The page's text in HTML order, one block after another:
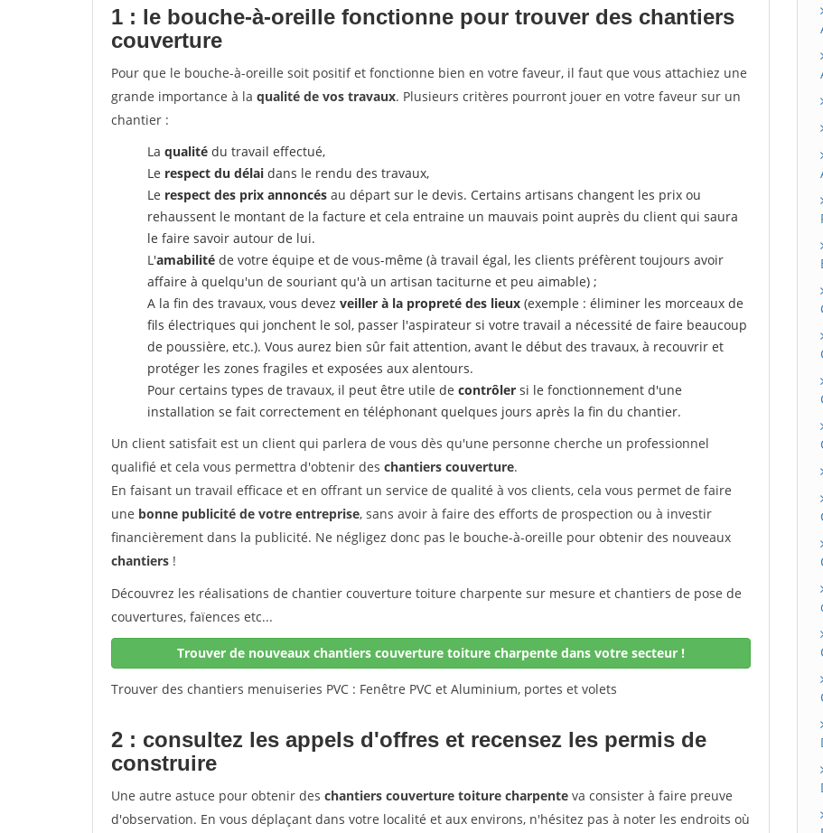
1 : le bouche-à-oreille fonctionne pour trouver des chantiers
couverture
Pour que le bouche-à-oreille soit positif et fonctionne bien en votre faveur, il faut que vous attachiez une
grande importance à la qualité de vos travaux. Plusieurs critères pourront jouer en votre faveur sur un
chantier :
La qualité du travail effectué,
Le respect du délai dans le rendu des travaux,
Le respect des prix annoncés au départ sur le devis. Certains artisans changent les prix ou
rehaussent le montant de la facture et cela entraine un mauvais point auprès du client qui saura
le faire savoir autour de lui.
L'amabilité de votre équipe et de vous-même (à travail égal, les clients préfèrent toujours avoir
affaire à quelqu'un de souriant qu'à un artisan taciturne et peu aimable) ;
A la fin des travaux, vous devez veiller à la propreté des lieux (exemple : éliminer les morceaux de
fils électriques qui jonchent le sol, passer l'aspirateur si votre travail a nécessité de faire beaucoup
de poussière, etc.). Vous aurez bien sûr fait attention, avant le début des travaux, à recouvrir et
protéger les zones fragiles et exposées aux alentours.
Pour certains types de travaux, il peut être utile de contrôler si le fonctionnement d'une
installation se fait correctement en téléphonant quelques jours après la fin du chantier.
Un client satisfait est un client qui parlera de vous dès qu'une personne cherche un professionnel
qualifié et cela vous permettra d'obtenir des chantiers couverture.
En faisant un travail efficace et en offrant un service de qualité à vos clients, cela vous permet de faire
une bonne publicité de votre entreprise, sans avoir à faire des efforts de prospection ou à investir
financièrement dans la publicité. Ne négligez donc pas le bouche-à-oreille pour obtenir des nouveaux
chantiers !
Découvrez les réalisations de chantier couverture toiture charpente sur mesure et chantiers de pose de
couvertures, faïences etc...
Trouver de nouveaux chantiers couverture toiture charpente dans votre secteur !
Trouver des chantiers menuiseries PVC : Fenêtre PVC et Aluminium, portes et volets
2 : consultez les appels d'offres et recensez les permis de
construire
Une autre astuce pour obtenir des chantiers couverture toiture charpente va consister à faire preuve
d'observation. En vous déplaçant dans votre localité et aux environs, n'hésitez pas à noter les endroits où